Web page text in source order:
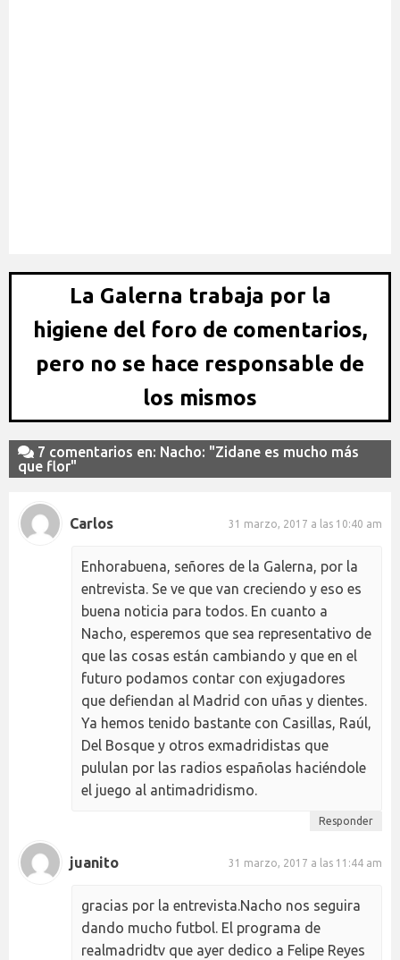
La Galerna trabaja por la
higiene del foro de comentarios,
pero no se hace responsable de
los mismos
7 comentarios en: Nacho: "Zidane es mucho más
que flor"
Carlos 31 marzo, 2017 a las 10:40 am
Enhorabuena, señores de la Galerna, por la
entrevista. Se ve que van creciendo y eso es
buena noticia para todos. En cuanto a
Nacho, esperemos que sea representativo de
que las cosas están cambiando y que en el
futuro podamos contar con exjugadores
que defiendan al Madrid con uñas y dientes.
Ya hemos tenido bastante con Casillas, Raúl,
Del Bosque y otros exmadridistas que
pululan por las radios españolas haciéndole
el juego al antimadridismo.
Responder
juanito 31 marzo, 2017 a las 11:44 am
gracias por la entrevista.Nacho nos seguira
dando mucho futbol. El programa de
realmadridtv que ayer dedico a Felipe Reyes